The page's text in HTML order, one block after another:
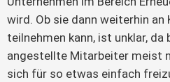
wird. Ob sie dann weiterhin
teilnehmen kann, ist unklar, da
angestellte Mitarbeiter meist
sich für so etwas einfach